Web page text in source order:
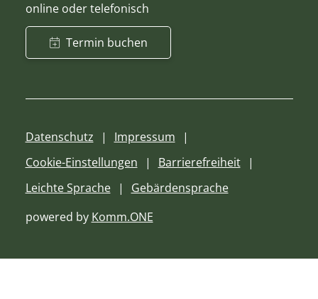
online oder telefonisch
Termin buchen
Datenschutz
Impressum
Cookie-Einstellungen
Barrierefreiheit
Leichte Sprache
Gebärdensprache
powered by Komm.ONE